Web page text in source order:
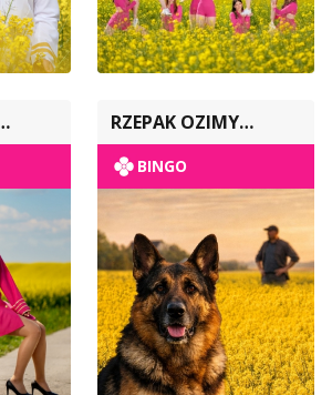
RZEPAK OZIMY
POPULACYJNY
BINGO